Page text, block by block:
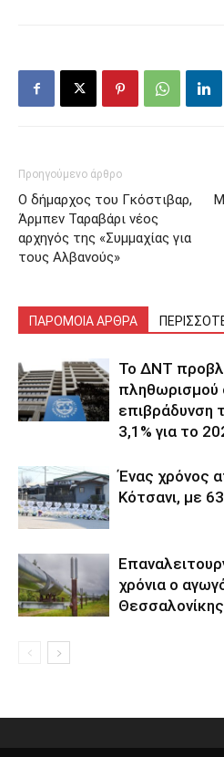
Προηγούμενο άρθρο
Ο δήμαρχος του Γκόστιβαρ,
Άρμπεν Ταραβάρι νέος
αρχηγός της «Συμμαχίας για
τους Αλβανούς»
ΠΑΡΟΜΟΙΑ ΑΡΘΡΑ
Το ΔΝΤ
πληθωρισμού
επιβράδυνση
3,1% για το
Ένας χρόνος
Κότσανι, με
χρόνια ο